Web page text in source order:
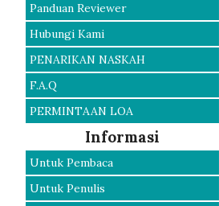
Panduan Reviewer
Hubungi Kami
PENARIKAN NASKAH
F.A.Q
PERMINTAAN LOA
Informasi
Untuk Pembaca
Untuk Penulis